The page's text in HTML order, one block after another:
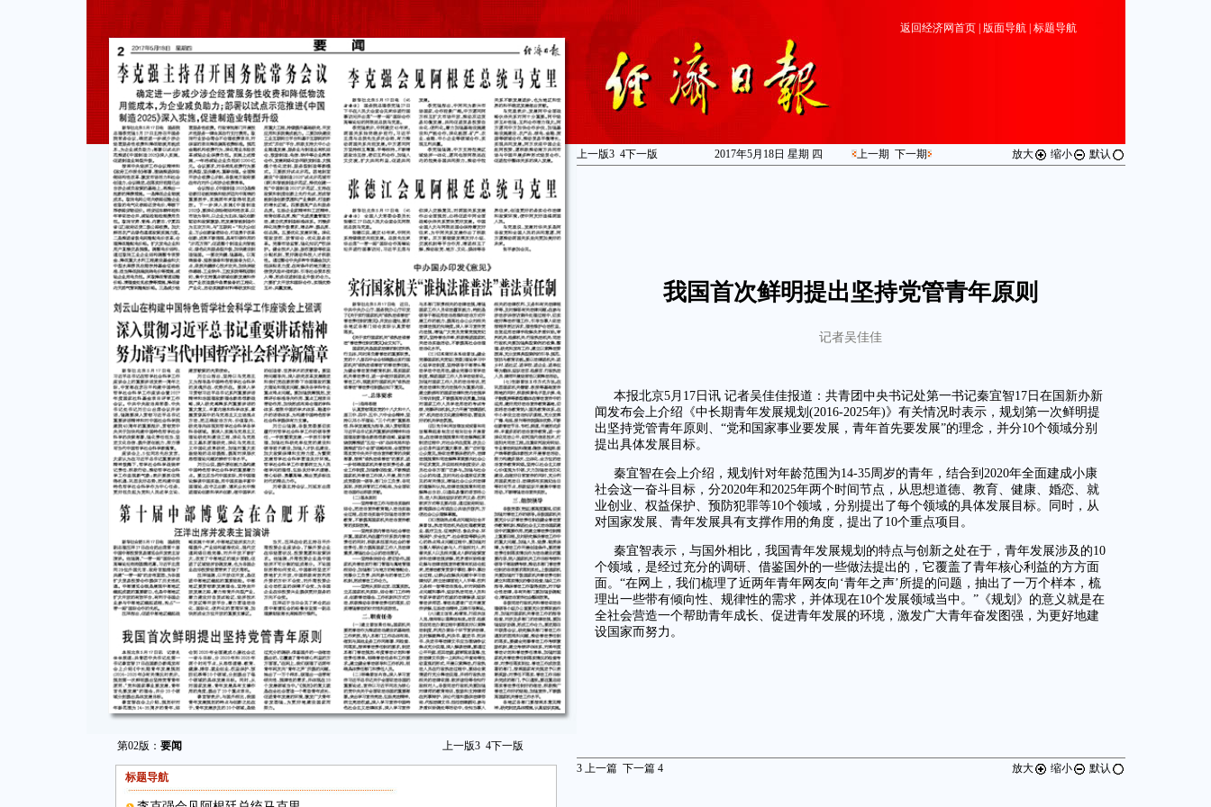
第02版： 要闻 上一版3 4下一版
标题导航
返回经济网首页| 版面导航| 标题导航
上一版3 4下一版 2017年5月18日 星期 四 上一期 下一期 放大 缩小 默认
我国首次鲜明提出坚持党管青年原则
记者吴佳佳
本报北京5月17日讯 记者吴佳佳报道：共青团中央书记处第一书记秦宜智17日在国新办新
闻发布会上介绍《中长期青年发展规划(2016-2025年)》有关情况时表示，规划第一次鲜明提
出坚持党管青年原则、“党和国家事业要发展，青年首先要发展”的理念，并分10个领域分别
提出具体发展目标。
秦宜智在会上介绍，规划针对年龄范围为14-35周岁的青年，结合到2020年全面建成小康
社会这一奋斗目标，分2020年和2025年两个时间节点，从思想道德、教育、健康、婚恋、就
业创业、权益保护、预防犯罪等10个领域，分别提出了每个领域的具体发展目标。同时，从
对国家发展、青年发展具有支撑作用的角度，提出了10个重点项目。
秦宜智表示，与国外相比，我国青年发展规划的特点与创新之处在于，青年发展涉及的10
个领域，是经过充分的调研、借鉴国外的一些做法提出的，它覆盖了青年核心利益的方方面
面。“在网上，我们梳理了近两年青年网友向‘青年之声’所提的问题，抽出了一万个样本，梳
理出一些带有倾向性、规律性的需求，并体现在10个发展领域当中。”《规划》的意义就是在
全社会营造一个帮助青年成长、促进青年发展的环境，激发广大青年奋发图强，为更好地建
设国家而努力。
3上一篇 下一篇 4 放大 缩小 默认